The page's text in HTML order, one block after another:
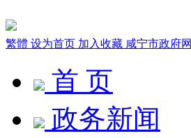
繁體 设为首页 加入收藏 咸宁市政府网
首 页
政务新闻